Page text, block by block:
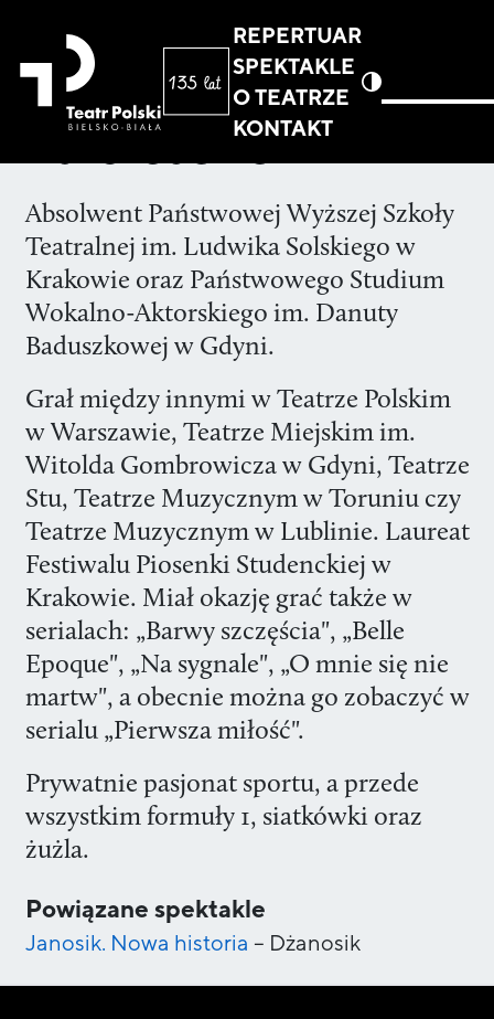
REPERTUAR
SPEKTAKLE
O TEATRZE
KONTAKT
Karol Jasiński
Absolwent Państwowej Wyższej Szkoły
Teatralnej im. Ludwika Solskiego w
Krakowie oraz Państwowego Studium
Wokalno-Aktorskiego im. Danuty
Baduszkowej w Gdyni.
Grał między innymi w Teatrze Polskim
w Warszawie, Teatrze Miejskim im.
Witolda Gombrowicza w Gdyni, Teatrze
Stu, Teatrze Muzycznym w Toruniu czy
Teatrze Muzycznym w Lublinie. Laureat
Festiwalu Piosenki Studenckiej w
Krakowie. Miał okazję grać także w
serialach: „Barwy szczęścia", „Belle
Epoque", „Na sygnale", „O mnie się nie
martw", a obecnie można go zobaczyć w
serialu „Pierwsza miłość".
Prywatnie pasjonat sportu, a przede
wszystkim formuły 1, siatkówki oraz
żużla.
Powiązane spektakle
Janosik. Nowa historia – Dżanosik